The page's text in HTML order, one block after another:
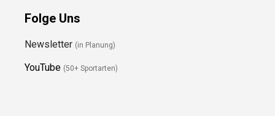
Folge Uns
Newsletter (in Planung)
YouTube (50+ Sportarten)